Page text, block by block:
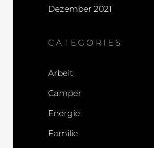
Dezember 2021
CATEGORIES
Arbeit
Camper
Energie
Familie